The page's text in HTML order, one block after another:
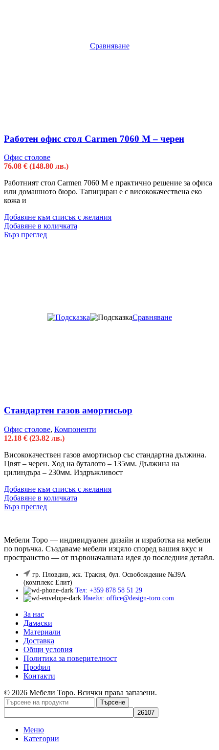
Сравняване
Работен офис стол Carmen 7060 M – черен
Офис столове
76.08 € (148.80 лв.)
Работният стол Carmen 7060 M е практично решение за офиса
или домашното бюро. Тапициран е с висококачествена еко
кожа и
Добавяне към списък с желания
Добавяне в количката
Бърз преглед
Сравняване
Стандартен газов амортисьор
Офис столове, Компоненти
12.18 € (23.82 лв.)
Висококачествен газов амортисьор със стандартна дължина.
Цвят – черен. Ход на буталото – 135мм. Дължина на
цилиндъра – 230мм. Издръжливост
Добавяне към списък с желания
Добавяне в количката
Бърз преглед
Мебели Торо — индивидуален дизайн и изработка на мебели
по поръчка. Създаваме мебели изцяло според вашия вкус и
пространство — от първоначалната идея до последния детайл.
гр. Пловдив, жк. Тракия, бул. Освобождение №39А
(комплекс Елит)
Тел: +359 878 58 51 29
Имейл: office@design-toro.com
За нас
Дамаски
Материали
Доставка
Общи условия
Политика за поверителност
Профил
Контакти
© 2026 Мебели Торо. Всички права запазени.
Търсене
Меню
Категории